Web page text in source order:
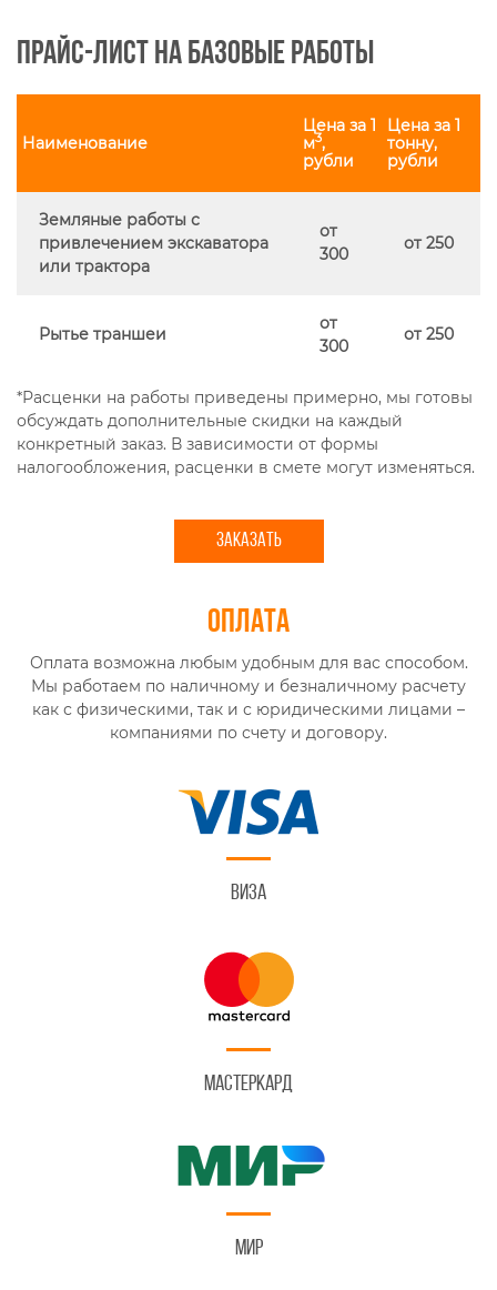
Прайс-лист на базовые работы
Наименование
Цена за 1
м3,
рубли
Цена за 1
тонну,
рубли
Земляные работы с
привлечением экскаватора
или трактора
от
300
от 250
Рытье траншеи
от
300
от 250
*Расценки на работы приведены примерно, мы готовы
обсуждать дополнительные скидки на каждый
конкретный заказ. В зависимости от формы
налогообложения, расценки в смете могут изменяться.
ЗАКАЗАТЬ
Оплата
Оплата возможна любым удобным для вас способом.
Мы работаем по наличному и безналичному расчету
как с физическими, так и с юридическими лицами –
компаниями по счету и договору.
Виза
Мастеркард
Мир